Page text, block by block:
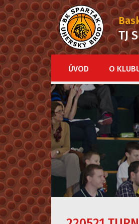
TJ
ÚVOD O